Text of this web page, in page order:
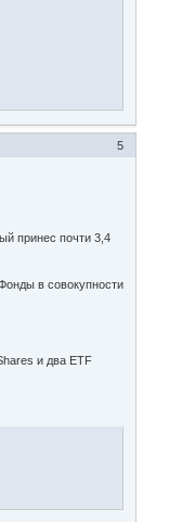
5
принес почти 3,4
в совокупности
и два ETF